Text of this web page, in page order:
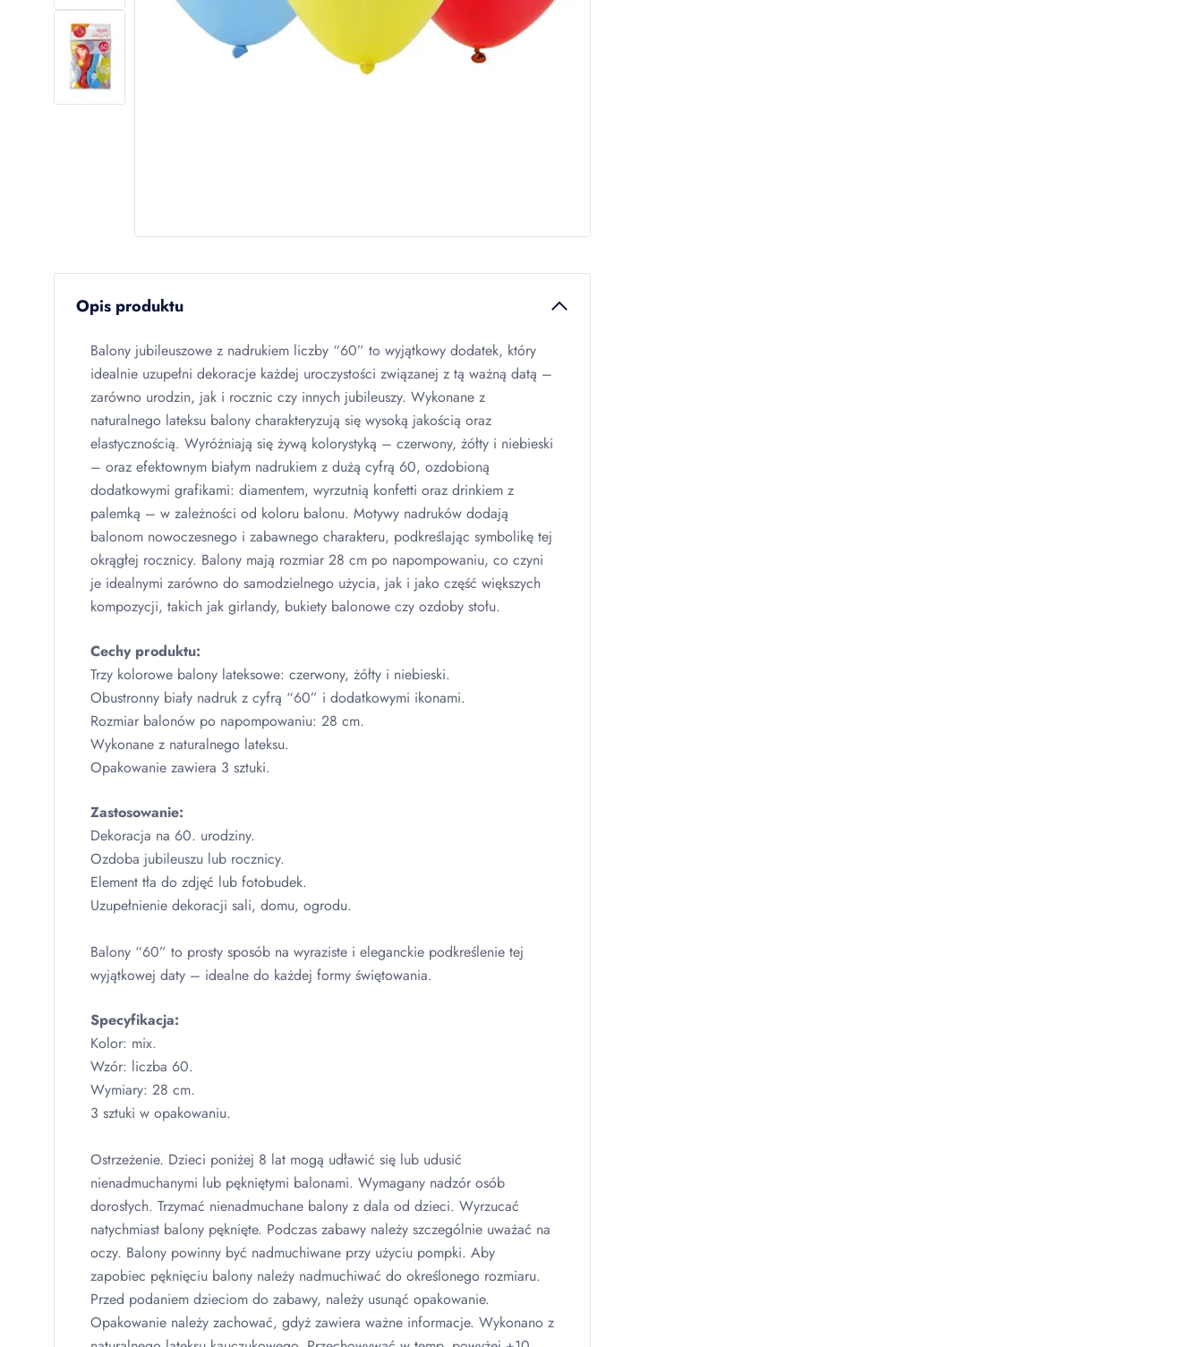
Opis produktu
Balony jubileuszowe z nadrukiem liczby “60” to wyjątkowy dodatek, który
idealnie uzupełni dekoracje każdej uroczystości związanej z tą ważną datą –
zarówno urodzin, jak i rocznic czy innych jubileuszy. Wykonane z
naturalnego lateksu balony charakteryzują się wysoką jakością oraz
elastycznością. Wyróżniają się żywą kolorystyką – czerwony, żółty i niebieski
– oraz efektownym białym nadrukiem z dużą cyfrą 60, ozdobioną
dodatkowymi grafikami: diamentem, wyrzutnią konfetti oraz drinkiem z
palemką – w zależności od koloru balonu. Motywy nadruków dodają
balonom nowoczesnego i zabawnego charakteru, podkreślając symbolikę tej
okrągłej rocznicy. Balony mają rozmiar 28 cm po napompowaniu, co czyni
je idealnymi zarówno do samodzielnego użycia, jak i jako część większych
kompozycji, takich jak girlandy, bukiety balonowe czy ozdoby stołu.
Cechy produktu:
Trzy kolorowe balony lateksowe: czerwony, żółty i niebieski.
Obustronny biały nadruk z cyfrą “60” i dodatkowymi ikonami.
Rozmiar balonów po napompowaniu: 28 cm.
Wykonane z naturalnego lateksu.
Opakowanie zawiera 3 sztuki.
Zastosowanie:
Dekoracja na 60. urodziny.
Ozdoba jubileuszu lub rocznicy.
Element tła do zdjęć lub fotobudek.
Uzupełnienie dekoracji sali, domu, ogrodu.
Balony “60” to prosty sposób na wyraziste i eleganckie podkreślenie tej
wyjątkowej daty – idealne do każdej formy świętowania.
Specyfikacja:
Kolor: mix.
Wzór: liczba 60.
Wymiary: 28 cm.
3 sztuki w opakowaniu.
Ostrzeżenie. Dzieci poniżej 8 lat mogą udławić się lub udusić
nienadmuchanymi lub pękniętymi balonami. Wymagany nadzór osób
dorosłych. Trzymać nienadmuchane balony z dala od dzieci. Wyrzucać
natychmiast balony pęknięte. Podczas zabawy należy szczególnie uważać na
oczy. Balony powinny być nadmuchiwane przy użyciu pompki. Aby
zapobiec pęknięciu balony należy nadmuchiwać do określonego rozmiaru.
Przed podaniem dzieciom do zabawy, należy usunąć opakowanie.
Opakowanie należy zachować, gdyż zawiera ważne informacje. Wykonano z